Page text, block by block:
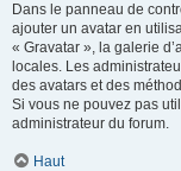
Dans le panneau de
ajouter un avatar en
« Gravatar », la galerie
locales. Les
des avatars et des
Si vous ne pouvez pas
administrateur du forum.
Haut